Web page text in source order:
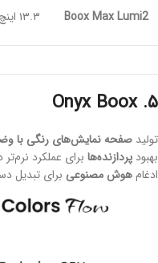
Boox Max Lumi2 ۱۳.۳ اینچ
۵. Onyx Boox
تولید صفحه‌ نمایش‌های رنگی با
بهبود پردازنده‌ها برای عملکرد
ادغامهوش مصنوعی برای تبدیل